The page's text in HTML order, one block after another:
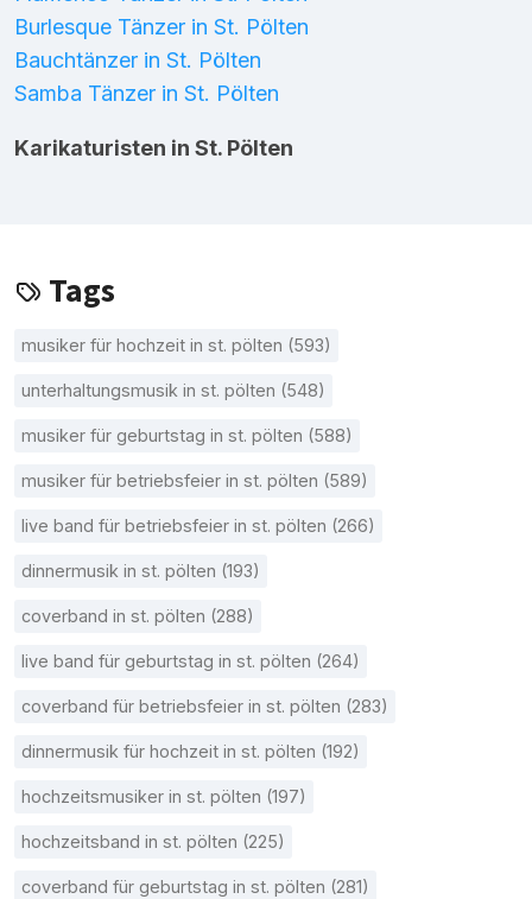
Burlesque Tänzer in St. Pölten
Bauchtänzer in St. Pölten
Samba Tänzer in St. Pölten
Karikaturisten in St. Pölten
Tags
musiker für hochzeit in st. pölten (593)
unterhaltungsmusik in st. pölten (548)
musiker für geburtstag in st. pölten (588)
musiker für betriebsfeier in st. pölten (589)
live band für betriebsfeier in st. pölten (266)
dinnermusik in st. pölten (193)
coverband in st. pölten (288)
live band für geburtstag in st. pölten (264)
coverband für betriebsfeier in st. pölten (283)
dinnermusik für hochzeit in st. pölten (192)
hochzeitsmusiker in st. pölten (197)
hochzeitsband in st. pölten (225)
coverband für geburtstag in st. pölten (281)